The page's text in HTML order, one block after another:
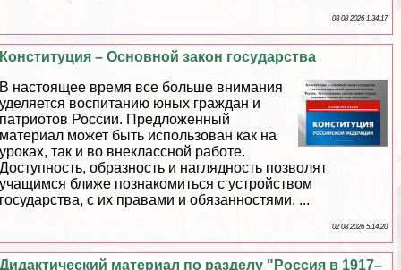
03 08 2026 1:34:17
Конституция – Основной закон государства
В настоящее время все больше внимания
уделяется воспитанию юных граждан и
патриотов России. Предложенный
материал может быть использован как на
уроках, так и во внеклассной работе.
Доступность, образность и наглядность позволят
учащимся ближе познакомиться с устройством
государства, с их правами и обязанностями. ...
02 08 2026 5:14:20
Дидактический материал по разделу "Россия в 1917–